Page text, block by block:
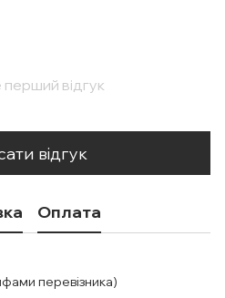
відгук
відгук
Оплата
перевізника)